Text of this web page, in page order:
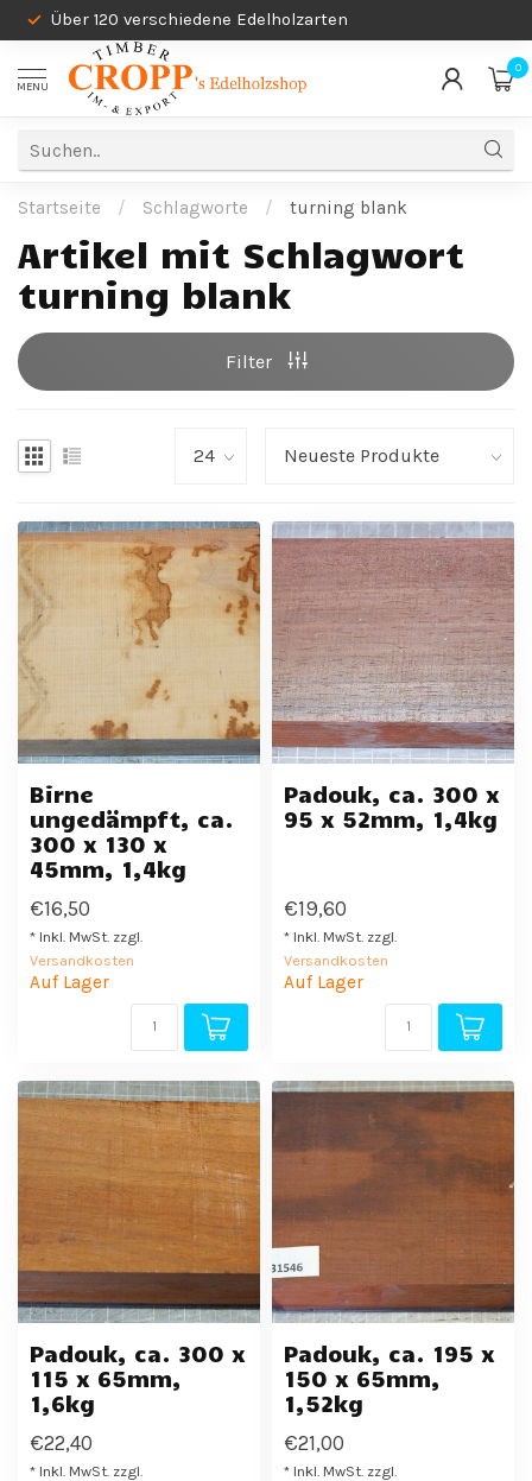
Über 120 verschiedene Edelholzarten
MENU
0
Startseite / Schlagworte / turning blank
Artikel mit Schlagwort
turning blank
Filter
Birne
ungedämpft, ca.
300 x 130 x
45mm, 1,4kg
€16,50
* Inkl. MwSt. zzgl.
Versandkosten
Auf Lager
Padouk, ca. 300 x
95 x 52mm, 1,4kg
€19,60
* Inkl. MwSt. zzgl.
Versandkosten
Auf Lager
Padouk, ca. 300 x
115 x 65mm,
1,6kg
€22,40
* Inkl. MwSt. zzgl.
Padouk, ca. 195 x
150 x 65mm,
1,52kg
€21,00
* Inkl. MwSt. zzgl.